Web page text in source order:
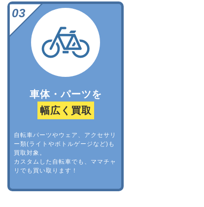
車体・パーツを
幅広く買取
自転車パーツやウェア、アクセサリ
ー類(ライトやボトルゲージなど)も
買取対象。
カスタムした自転車でも、ママチャ
リでも買い取ります！